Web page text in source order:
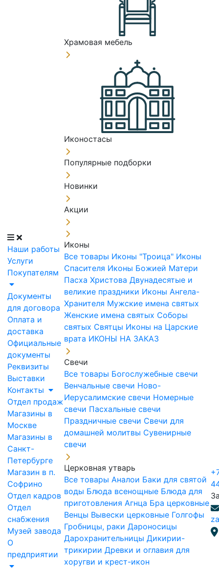
Наши работы
Услуги
Покупателям
Документы
для договора
Оплата и
доставка
Официальные
документы
Реквизиты
Выставки
Контакты
Отдел продаж
Магазины в
Москве
Магазины в
Санкт-
Петербурге
Магазин в п.
Софрино
Отдел кадров
Отдел
снабжения
Музей завода
О
предприятии
Храмовая мебель
Иконостасы
Популярные подборки
Новинки
Акции
Иконы
Все товары Иконы "Троица" Иконы
Спасителя Иконы Божией Матери
Пасха Христова Двунадесятые и
великие праздники Иконы Ангела-
Хранителя Мужские имена святых
Женские имена святых Соборы
святых Святцы Иконы на Царские
врата ИКОНЫ НА ЗАКАЗ
Свечи
Все товары Богослужебные свечи
Венчальные свечи Ново-
Иерусалимские свечи Номерные
свечи Пасхальные свечи
Праздничные свечи Свечи для
домашней молитвы Сувенирные
свечи
Церковная утварь
Все товары Аналои Баки для святой
воды Блюда всенощные Блюда для
приготовления Агнца Бра церковные
Венцы Вывески церковные Голгофы
Гробницы, раки Дароносицы
Дарохранительницы Дикирии-
трикирии Древки и оглавия для
хоругви и крест-икон